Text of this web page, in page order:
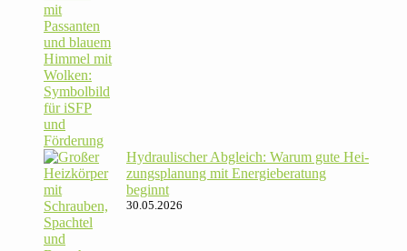
Hydrau­li­scher Abgleich: Warum gute Hei­
zungs­pla­nung mit Energie­beratung
beginnt
30.05.2026